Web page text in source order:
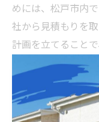
めには、松戸市内
社から見積もりを
計画を立てること
賢く節約し、長期
信頼できる施工業